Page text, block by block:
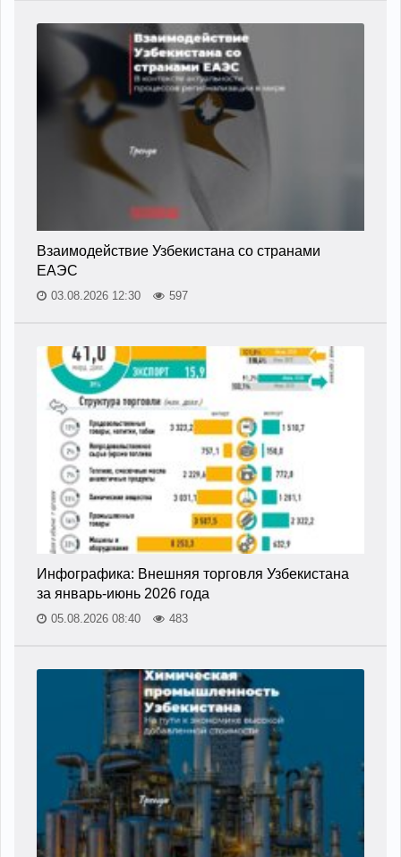
Взаимодействие Узбекистана со странами
ЕАЭС
03.08.2026 12:30 597
Инфографика: Внешняя торговля Узбекистана
за январь-июнь 2026 года
05.08.2026 08:40 483